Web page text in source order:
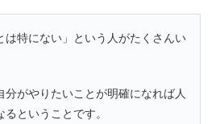
は特にない」という人がたくさんい
分がやりたいことが明確になれば人
ということです。